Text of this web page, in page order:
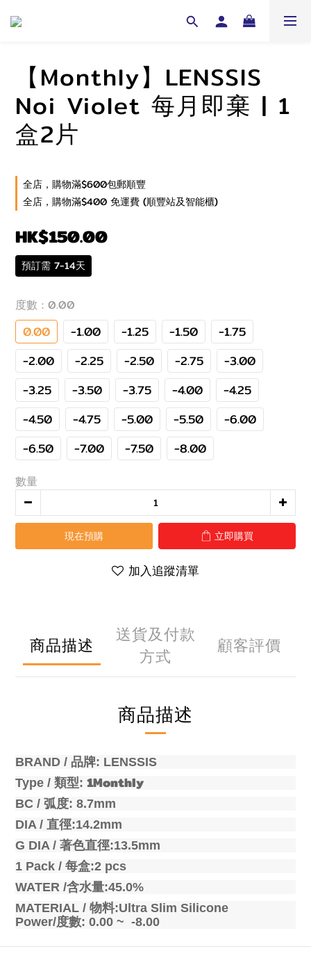
【Monthly】LENSSIS
Noi Violet 每月即棄 | 1
盒2片
全店，購物滿$600包郵順豐
全店，購物滿$400 免運費 (順豐站及智能櫃)
HK$150.00
預訂需 7-14天
度數 : 0.00
0.00 -1.00 -1.25 -1.50
-1.75
-2.00
-2.25 -2.50 -2.75
-3.00
-3.25
-3.50 -3.75 -4.00
-4.25
-4.50
-4.75 -5.00 -5.50
-6.00
-6.50
-7.00 -7.50 -8.00
數量
現在預購 立即購買
加入追蹤清單
商品描述
送貨及付款
方式
顧客評價
商品描述
BRAND / 品牌: LENSSIS
Type / 類型: 1Monthly
BC / 弧度: 8.7mm
DIA / 直徑:14.2mm
G DIA / 著色直徑:13.5mm
1 Pack / 每盒:2 pcs
WATER /含水量:45.0%
MATERIAL / 物料:Ultra Slim Silicone
Power/度數: 0.00 ~ -8.00